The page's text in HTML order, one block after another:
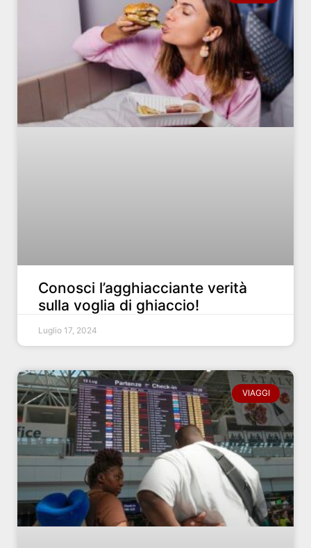
Conosci l’agghiacciante verità
sulla voglia di ghiaccio!
Luglio 17, 2024
VIAGGI